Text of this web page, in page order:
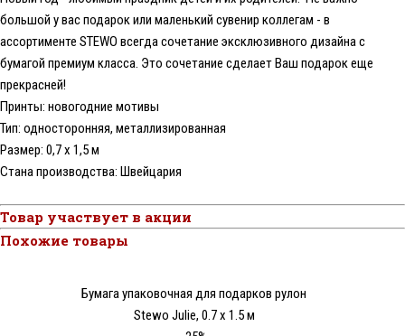
большой у вас подарок или маленький сувенир коллегам - в
ассортименте STEWO всегда сочетание эксклюзивного дизайна с
бумагой премиум класса. Это сочетание сделает Ваш подарок еще
прекрасней!
Принты: новогодние мотивы
Тип: односторонняя, металлизированная
Размер: 0,7 x 1,5 м
Стана производства: Швейцария
Товар участвует в акции
Похожие товары
Бумага упаковочная для подарков рулон
Stewo Julie, 0.7 x 1.5 м